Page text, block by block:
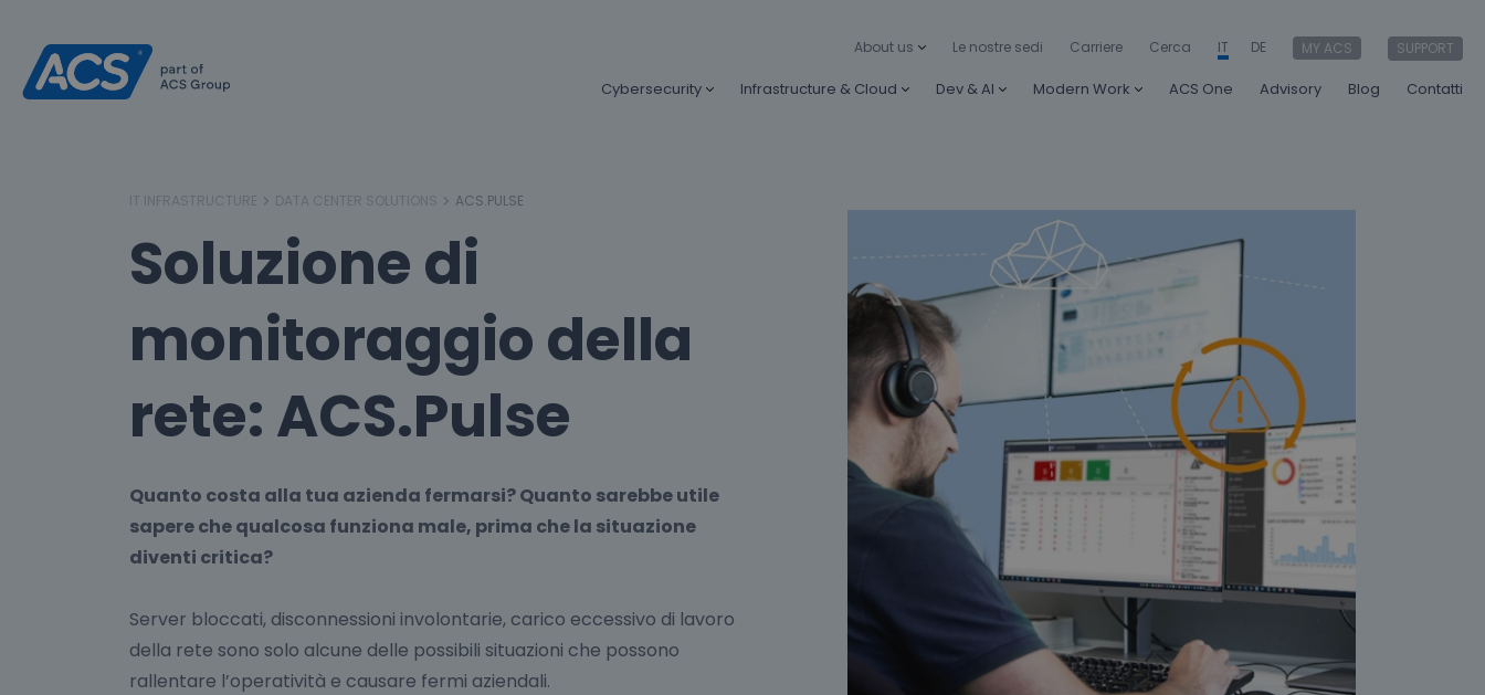
Cybersecurity Infrastructure & Cloud Dev & AI Modern Work ACS One Advisory Blog Contatti
About us Le nostre sedi Carriere Cerca IT DE MY ACS SUPPORT
IT INFRASTRUCTURE DATA CENTER SOLUTIONS ACS.PULSE
Soluzione di
monitoraggio della
rete: ACS.Pulse
Quanto costa alla tua azienda fermarsi? Quanto sarebbe utile
sapere che qualcosa funziona male, prima che la situazione
diventi critica?
Server bloccati, disconnessioni involontarie, carico eccessivo di lavoro
della rete sono solo alcune delle possibili situazioni che possono
rallentare l’operatività e causare fermi aziendali.